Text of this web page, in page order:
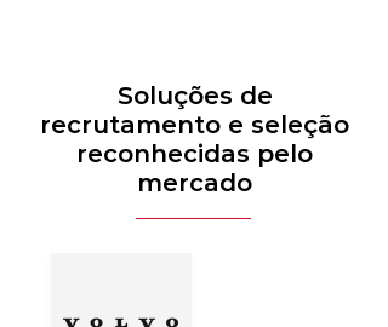
Soluções de
recrutamento e seleção
reconhecidas pelo
mercado